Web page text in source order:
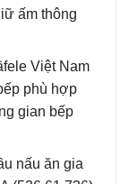
ấm thông
Việt Nam
phù hợp
gian bếp
nấu ăn gia